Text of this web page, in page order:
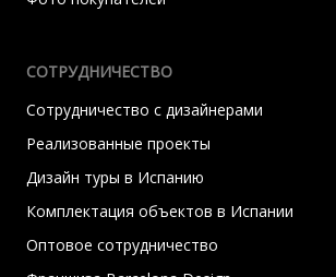
СОТРУДНИЧЕСТВО
Сотрудничество с дизайнерами
Реализованные проекты
Дизайн туры в Испанию
Комплектация объектов в Испании
Оптовое сотрудничество